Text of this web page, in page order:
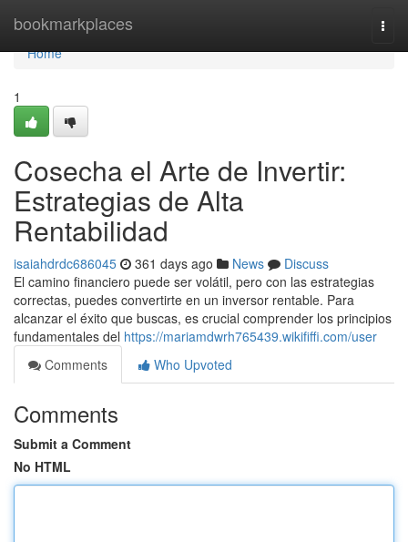
bookmarkplaces
Home
Home
1
Cosecha el Arte de Invertir:
Estrategias de Alta
Rentabilidad
isaiahdrdc686045 361 days ago News
Discuss
El camino financiero puede ser volátil, pero con las estrategias
correctas, puedes convertirte en un inversor rentable. Para
alcanzar el éxito que buscas, es crucial comprender los principios
fundamentales del https://mariamdwrh765439.wikififfi.com/user
Comments
Who Upvoted
Comments
Submit a Comment
No HTML